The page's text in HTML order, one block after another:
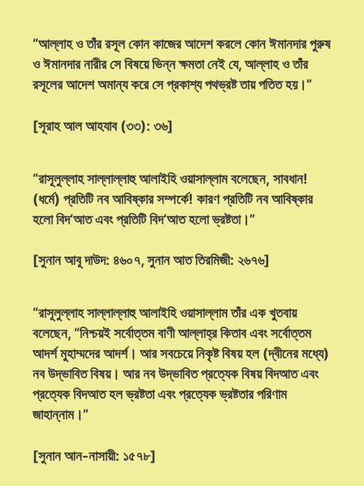
“আল্লাহ ও তাঁর রসূল কোন কাজের আদেশ করলে কোন ঈমানদার পুরুষ
ও ঈমানদার নারীর সে বিষয়ে ভিন্ন ক্ষমতা নেই যে, আল্লাহ ও তাঁর
রসূলের আদেশ অমান্য করে সে প্রকাশ্য পথভ্রষ্ট তায় পতিত হয়।”
[সূরাহ আল আহযাব (৩৩): ৩৬]
“রাসূলুল্লাহ সাল্লাল্লাহু আলাইহি ওয়াসাল্লাম বলেছেন, সাবধান!
(ধর্মে) প্রতিটি নব আবিষ্কার সম্পর্কে! কারণ প্রতিটি নব আবিষ্কার
হলো বিদ‘আত এবং প্রতিটি বিদ‘আত হলো ভ্রষ্টতা।”
[সুনান আবূ দাউদ: ৪৬০৭, সুনান আত তিরমিজী: ২৬৭৬]
“রাসূলুল্লাহ সাল্লাল্লাহু আলাইহি ওয়াসাল্লাম তাঁর এক খুতবায়
বলেছেন, “নিশ্চয়ই সর্বোত্তম বাণী আল্লাহ্‌র কিতাব এবং সর্বোত্তম
আদর্শ মুহাম্মদের আদর্শ। আর সবচেয়ে নিকৃষ্ট বিষয় হল (দ্বীনের মধ্যে)
নব উদ্ভাবিত বিষয়। আর নব উদ্ভাবিত প্রত্যেক বিষয় বিদআত এবং
প্রত্যেক বিদআত হল ভ্রষ্টতা এবং প্রত্যেক ভ্রষ্টতার পরিণাম
জাহান্নাম।”
[সুনান আন-নাসায়ী: ১৫৭৮]